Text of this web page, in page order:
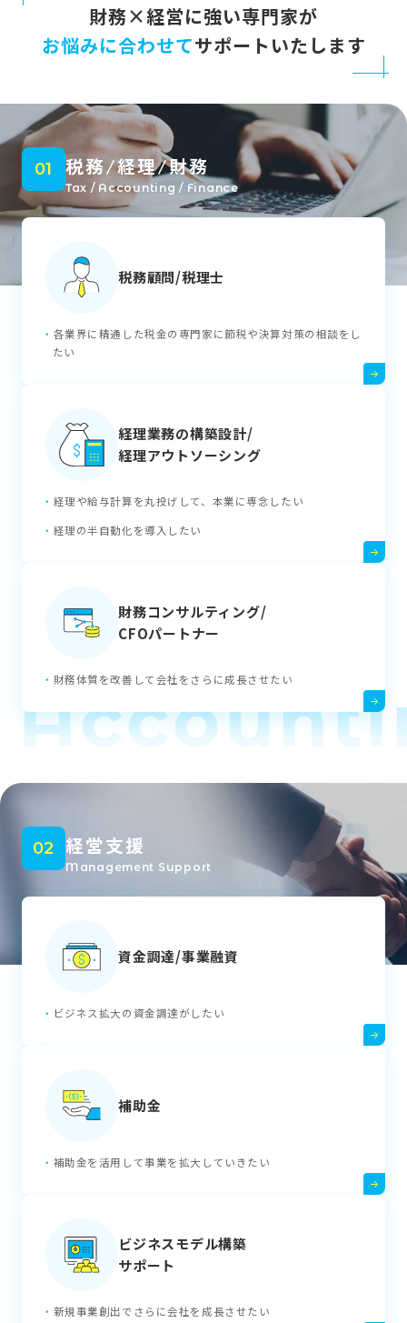
財務×経営に強い専門家が
お悩みに合わせてサポートいたします
01 税務/経理/財務
Tax / Accounting / Finance
税務顧問/税理士
各業界に精通した税金の専門家に節税や決算対策の相談をし
たい
経理業務の構築設計/
経理アウトソーシング
経理や給与計算を丸投げして、本業に専念したい
経理の半自動化を導入したい
財務コンサルティング/
CFOパートナー
財務体質を改善して会社をさらに成長させたい
02 経営支援
Management Support
資金調達/事業融資
ビジネス拡大の資金調達がしたい
補助金
補助金を活用して事業を拡大していきたい
ビジネスモデル構築
サポート
新規事業創出でさらに会社を成長させたい